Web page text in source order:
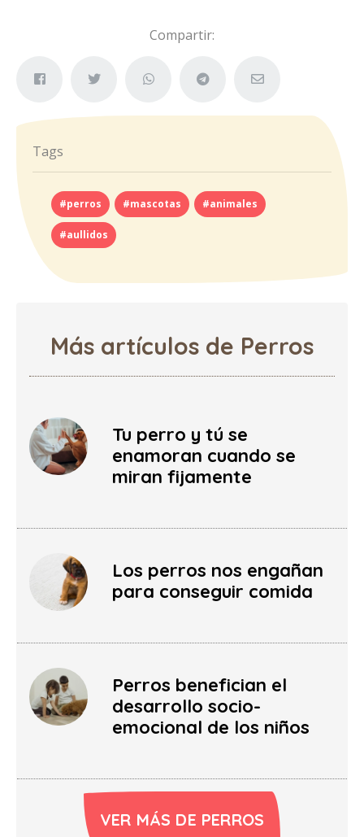
Compartir:
Tags
#perros #mascotas #animales
#aullidos
Más artículos de Perros
Tu perro y tú se
enamoran cuando se
miran fijamente
Los perros nos engañan
para conseguir comida
Perros benefician el
desarrollo socio-
emocional de los niños
VER MÁS DE PERROS